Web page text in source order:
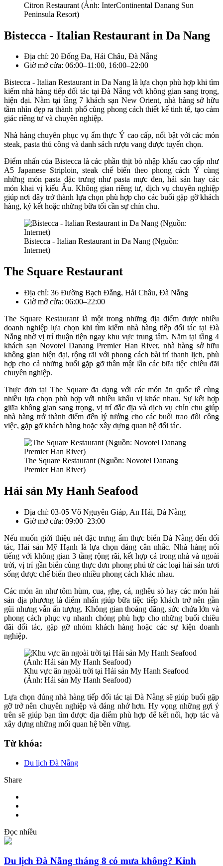
Citron Restaurant (Ảnh: InterContinental Danang Sun
Peninsula Resort)
Bistecca - Italian Restaurant in Da Nang
Địa chỉ: 20 Đống Đa, Hải Châu, Đà Nẵng
Giờ mở cửa: 06:00–11:00, 16:00–22:00
Bistecca - Italian Restaurant in Da Nang là lựa chọn phù hợp khi tìm
kiếm nhà hàng tiếp đối tác tại Đà Nẵng với không gian sang trọng,
hiện đại. Nằm tại tầng 7 khách sạn New Orient, nhà hàng sở hữu
tầm nhìn đẹp ra thành phố cùng phong cách thiết kế tinh tế, tạo cảm
giác riêng tư và chuyên nghiệp.
Nhà hàng chuyên phục vụ ẩm thực Ý cao cấp, nổi bật với các món
steak, pasta thủ công và danh sách rượu vang được tuyển chọn.
Điểm nhấn của Bistecca là các phần thịt bò nhập khẩu cao cấp như
A5 Japanese Striploin, steak chế biến theo phong cách Ý cùng
những món pasta đặc trưng như pasta mực đen, hải sản hay các
món khai vị kiểu Âu. Không gian riêng tư, dịch vụ chuyên nghiệp
giúp nơi đây trở thành lựa chọn phù hợp cho các buổi gặp gỡ khách
hàng, ký kết hoặc những bữa tối cần sự chỉn chu.
Bistecca - Italian Restaurant in Da Nang (Nguồn:
Internet)
The Square Restaurant
Địa chỉ: 36 Đường Bạch Đằng, Hải Châu, Đà Nẵng
Giờ mở cửa: 06:00–22:00
The Square Restaurant là một trong những địa điểm được nhiều
doanh nghiệp lựa chọn khi tìm kiếm nhà hàng tiếp đối tác tại Đà
Nẵng nhờ vị trí thuận tiện ngay khu vực trung tâm. Nằm tại tầng 4
khách sạn Novotel Danang Premier Han River, nhà hàng sở hữu
không gian hiện đại, rộng rãi với phong cách bài trí thanh lịch, phù
hợp cho cả những buổi gặp gỡ thân mật lẫn các bữa tiệc chiêu đãi
chuyên nghiệp.
Thực đơn tại The Square đa dạng với các món ăn quốc tế cùng
nhiều lựa chọn phù hợp với nhiều khẩu vị khác nhau. Sự kết hợp
giữa không gian sang trọng, vị trí đắc địa và dịch vụ chỉn chu giúp
nhà hàng trở thành điểm đến lý tưởng cho các buổi trao đổi công
việc, gặp gỡ khách hàng hoặc xây dựng quan hệ đối tác.
The Square Restaurant (Nguồn: Novotel Danang
Premier Han River)
Hải sản My Hanh Seafood
Địa chỉ: 03-05 Võ Nguyên Giáp, An Hải, Đà Nẵng
Giờ mở cửa: 09:00–23:00
Nếu muốn giới thiệu nét đặc trưng ẩm thực biển Đà Nẵng đến đối
tác, Hải sản Mỹ Hạnh là lựa chọn đáng cân nhắc. Nhà hàng nổi
tiếng với không gian 3 tầng rộng rãi, kết hợp cả trong nhà và ngoài
trời, vị trí gần biển cùng thực đơn phong phú từ các loại hải sản tươi
sống được chế biến theo nhiều phong cách khác nhau.
Các món ăn như tôm hùm, cua, ghẹ, cá, nghêu sò hay các món hải
sản địa phương là điểm nhấn giúp bữa tiệc tiếp khách trở nên gần
gũi nhưng vẫn ấn tượng. Không gian thoáng đãng, sức chứa lớn và
phong cách phục vụ nhanh chóng phù hợp cho những buổi chiêu
đãi đối tác, gặp gỡ nhóm khách hàng hoặc các sự kiện doanh
nghiệp.
Khu vực ăn ngoài trời tại Hải sản My Hanh Seafood
(Ảnh: Hải sản My Hanh Seafood)
Lựa chọn đúng nhà hàng tiếp đối tác tại Đà Nẵng sẽ giúp buổi gặp
gỡ trở nên chuyên nghiệp và đáng nhớ hơn. Hy vọng những gợi ý
trên sẽ giúp bạn tìm được địa điểm phù hợp để kết nối, hợp tác và
xây dựng những mối quan hệ bền vững.
Từ khóa:
Du lịch Đà Nẵng
Share
Đọc nhiều
Du lịch Đà Nẵng tháng 8 có mưa không? Kinh